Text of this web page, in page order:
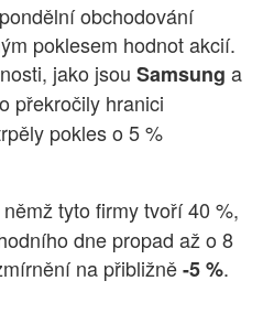
obchodování
poklesem hodnot akcií.
jako jsou Samsung a
překročily hranici
pokles o 5 %
němž tyto firmy tvoří 40 %,
dne propad až o 8
na přibližně-5 %.